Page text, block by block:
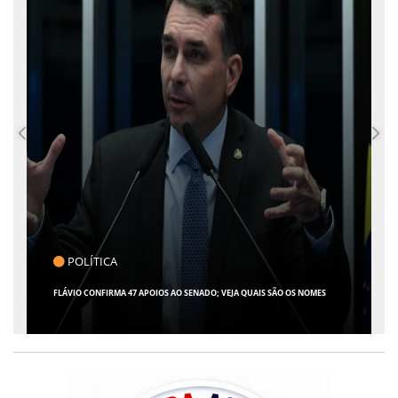
POLÍTICA
FLÁVIO CONFIRMA 47 APOIOS AO SENADO; VEJA QUAIS SÃO OS NOMES